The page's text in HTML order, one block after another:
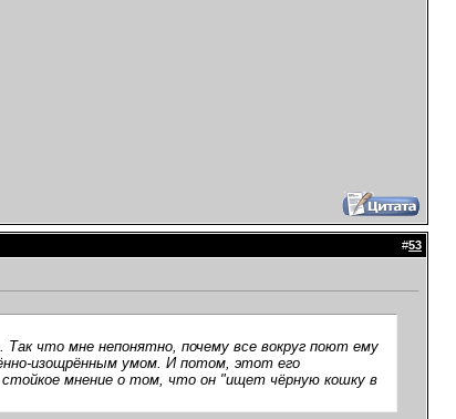
#53
что мне непонятно, почему все вокруг поют ему
изощрённым умом. И потом, этот его
мнение о том, что он "ищет чёрную кошку в